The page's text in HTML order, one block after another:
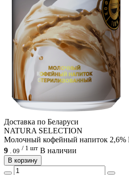
Доcтавка по Беларуси
NATURA SELECTION
Молочный кофейный напиток 2,6%
9
09 / 1 шт В наличии
В корзину